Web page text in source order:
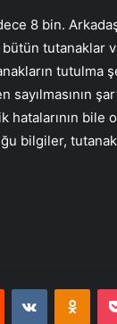
8 bin.
tutanaklar
hatalarının
bilgiler,
Reddit VKontakte